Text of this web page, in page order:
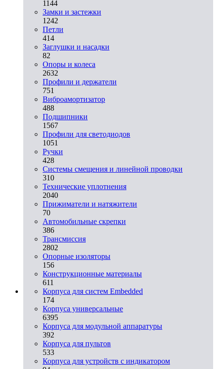
1144
Замки и застежки
1242
Петли
414
Заглушки и насадки
82
Опоры и колеса
2632
Профили и держатели
751
Виброамортизатор
488
Подшипники
1567
Профили для светодиодов
1051
Ручки
428
Системы смещения и линейной проводки
310
Технические уплотнения
2040
Прижиматели и натяжители
70
Автомобильные скрепки
386
Трансмиссия
2802
Опорные изоляторы
156
Конструкционные материалы
611
Корпуса для систем Embedded
174
Корпуса универсальные
6395
Корпуса для модульной аппаратуры
392
Корпуса для пультов
533
Корпуса для устройств с индикатором